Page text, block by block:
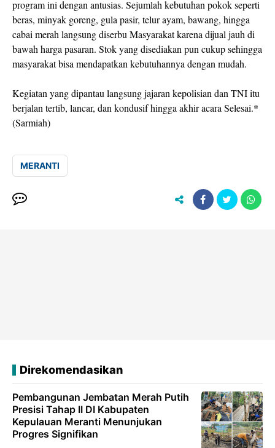
program ini dengan antusias. Sejumlah kebutuhan pokok seperti
beras, minyak goreng, gula pasir, telur ayam, bawang, hingga
cabai merah langsung diserbu Masyarakat karena dijual jauh di
bawah harga pasaran. Stok yang disediakan pun cukup sehingga
masyarakat bisa mendapatkan kebutuhannya dengan mudah.
Kegiatan yang dipantau langsung jajaran kepolisian dan TNI itu
berjalan tertib, lancar, dan kondusif hingga akhir acara Selesai.*
(Sarmiah)
MERANTI
Direkomendasikan
Pembangunan Jembatan Merah Putih
Presisi Tahap II DI Kabupaten
Kepulauan Meranti Menunjukan
Progres Signifikan